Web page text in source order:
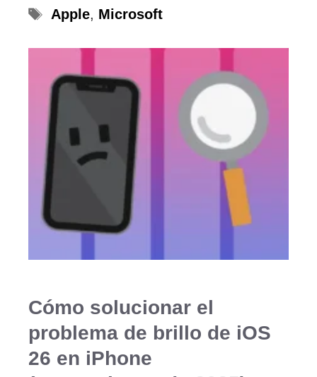
Etiquetas
Apple, Microsoft
Cómo solucionar el
problema de brillo de iOS
26 en iPhone